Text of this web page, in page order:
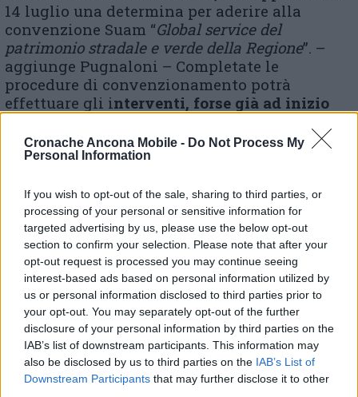
Cronache Ancona Mobile - Do Not Process My
Personal Information
If you wish to opt-out of the sale, sharing to third parties, or
processing of your personal or sensitive information for
targeted advertising by us, please use the below opt-out
section to confirm your selection. Please note that after your
opt-out request is processed you may continue seeing
interest-based ads based on personal information utilized by
us or personal information disclosed to third parties prior to
your opt-out. You may separately opt-out of the further
disclosure of your personal information by third parties on the
IAB’s list of downstream participants. This information may
also be disclosed by us to third parties on the IAB’s List of
Downstream Participants that may further disclose it to other
14 luglio una determina per aderire alla
convenzione Suam “Global service del
patrimonio stradale e verde della Regione”. –
aggiunge Pugnaloni – Completate le
procedure di convenzionamento potrà
effettuare gli interventi, forse già ad inizio
sindaco alle autorità competenti, Ast e
Regione in primis, è non solo di provvedere
Gallo, ma di condividere con Comune e
associazionismo localeun percorso che possa
portare alla riapertura prima del parcoche lo
circonda e, poi, alla valorizzazione dello
stesso nosocomio abbandonato da ormai
troppi decenni. Decidiamo insieme come
ridare lustro ad un pezzo di storia di Osimo».
All’ex Muzio Gallo un centro per anziani e per la
disabilità intellettiva